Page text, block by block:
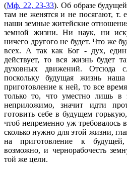
(Мф. 22, 23-33). Об образе
там не женятся и не посягают, т.
наши земные житейские
земной жизни. Ни наук, ни
ничего другого не будет. Что же
всех. А так как Бог - дух,
действует, то вся жизнь будет
духовных движений. Отсюда
поскольку будущая жизнь
приготовление к ней, то все
только то, что уместно лишь
неприложимо, значит идти
готовить себе в будущем
чтоб непременно уж требовалось
сколько нужно для этой жизни,
на приготовление к будущей,
возможно, и чернорабочесть
той же цели.